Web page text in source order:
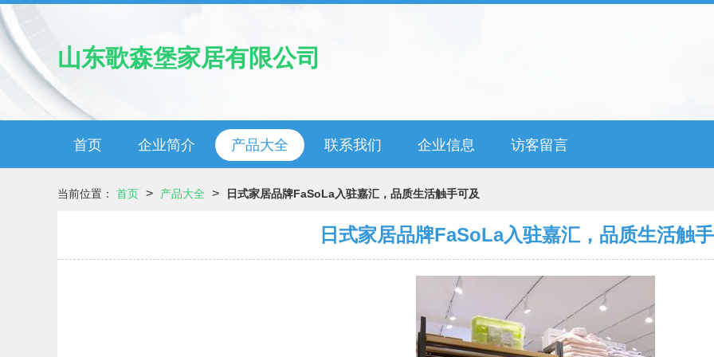
山东歌森堡家居有限公司
首页 企业简介 产品大全 联系我们 企业信息 访客留言
当前位置： 首页 > 产品大全 > 日式家居品牌FaSoLa入驻嘉汇，品质生活触手可及
日式家居品牌FaSoLa入驻嘉汇，品质生活触